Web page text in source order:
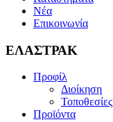
Νέα
Επικοινωνία
ΕΛΑΣΤΡΑΚ
Προφίλ
Διοίκηση
Τοποθεσίες
Προϊόντα